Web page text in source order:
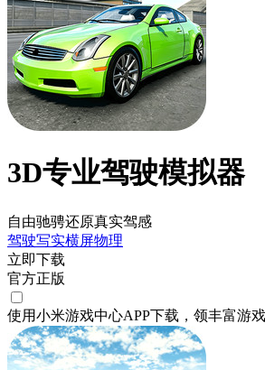
3D专业驾驶模拟器
自由驰骋还原真实驾感
驾驶写实横屏物理
立即下载
官方正版
使用小米游戏中心APP下载 ，领丰富游戏